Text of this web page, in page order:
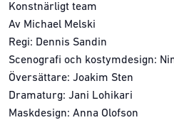
Konstnärligt team
Av Michael Melski
Regi: Dennis Sandin
Scenografi och kostymdesign:
Översättare: Joakim Sten
Dramaturg: Jani Lohikari
Maskdesign: Anna Olofson